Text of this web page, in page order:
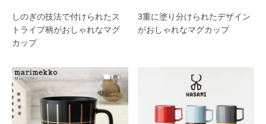
しのぎの技法で付けられたス
トライプ柄がおしゃれなマグ
カップ
3重に塗り分けられたデザイン
がおしゃれなマグカップ